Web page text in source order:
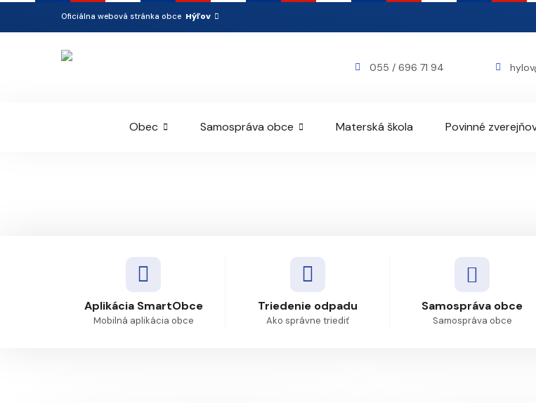
Oficiálna webová stránka obce Hýľov
055 / 696 71 94
Obec Samospráva obce Materská škola Povinné
Aplikácia SmartObce
Mobilná aplikácia obce
Triedenie odpadu
Ako správne triediť
Samospráva obce
Samospráva obce